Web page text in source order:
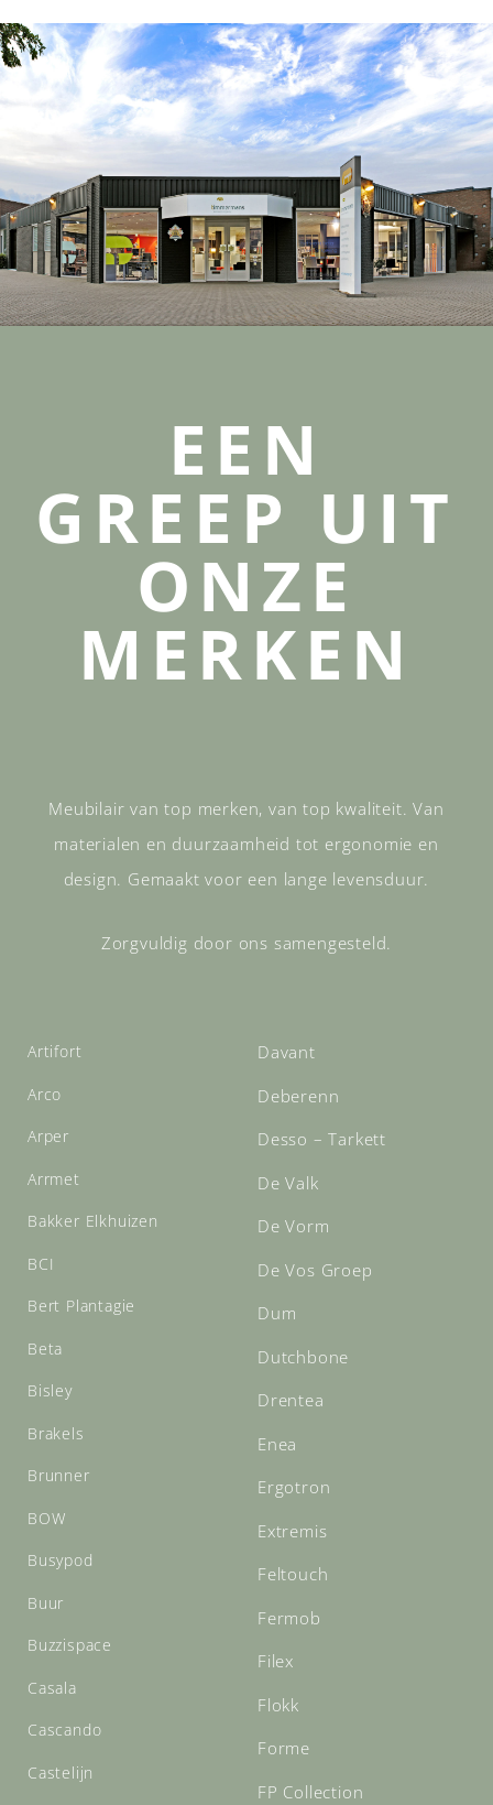
EEN
GREEP UIT
ONZE
MERKEN
Meubilair van top merken, van top kwaliteit. Van
materialen en duurzaamheid tot ergonomie en
design. Gemaakt voor een lange levensduur.
Zorgvuldig door ons samengesteld.
Artifort
Arco
Arper
Arrmet
Bakker Elkhuizen
BCI
Bert Plantagie
Beta
Bisley
Brakels
Brunner
BOW
Busypod
Buur
Buzzispace
Casala
Cascando
Castelijn
Davant
Deberenn
Desso – Tarkett
De Valk
De Vorm
De Vos Groep
Dum
Dutchbone
Drentea
Enea
Ergotron
Extremis
Feltouch
Fermob
Filex
Flokk
Forme
FP Collection